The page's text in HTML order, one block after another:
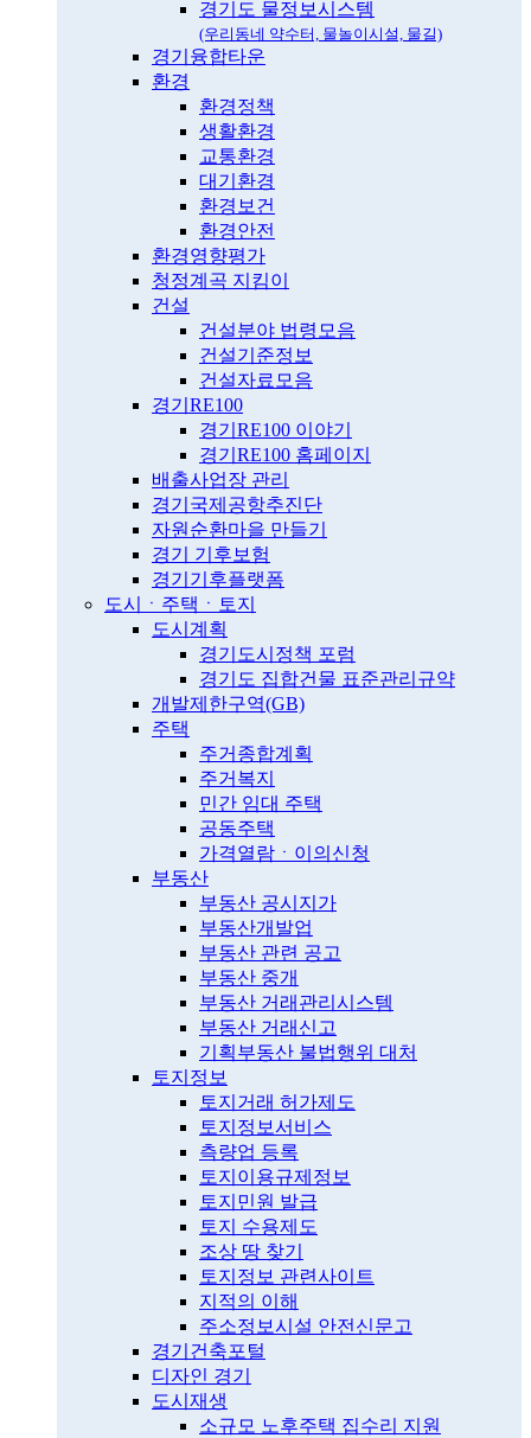
경기도 물정보시스템
(우리동네 약수터, 물놀이시설, 물길)
경기융합타운
환경
환경정책
생활환경
교통환경
대기환경
환경보건
환경안전
환경영향평가
청정계곡 지킴이
건설
건설분야 법령모음
건설기준정보
건설자료모음
경기RE100
경기RE100 이야기
경기RE100 홈페이지
배출사업장 관리
경기국제공항추진단
자원순환마을 만들기
경기 기후보험
경기기후플랫폼
도시ㆍ주택ㆍ토지
도시계획
경기도시정책 포럼
경기도 집합건물 표준관리규약
개발제한구역(GB)
주택
주거종합계획
주거복지
민간 임대 주택
공동주택
가격열람ㆍ이의신청
부동산
부동산 공시지가
부동산개발업
부동산 관련 공고
부동산 중개
부동산 거래관리시스템
부동산 거래신고
기획부동산 불법행위 대처
토지정보
토지거래 허가제도
토지정보서비스
측량업 등록
토지이용규제정보
토지민원 발급
토지 수용제도
조상 땅 찾기
토지정보 관련사이트
지적의 이해
주소정보시설 안전신문고
경기건축포털
디자인 경기
도시재생
소규모 노후주택 집수리 지원